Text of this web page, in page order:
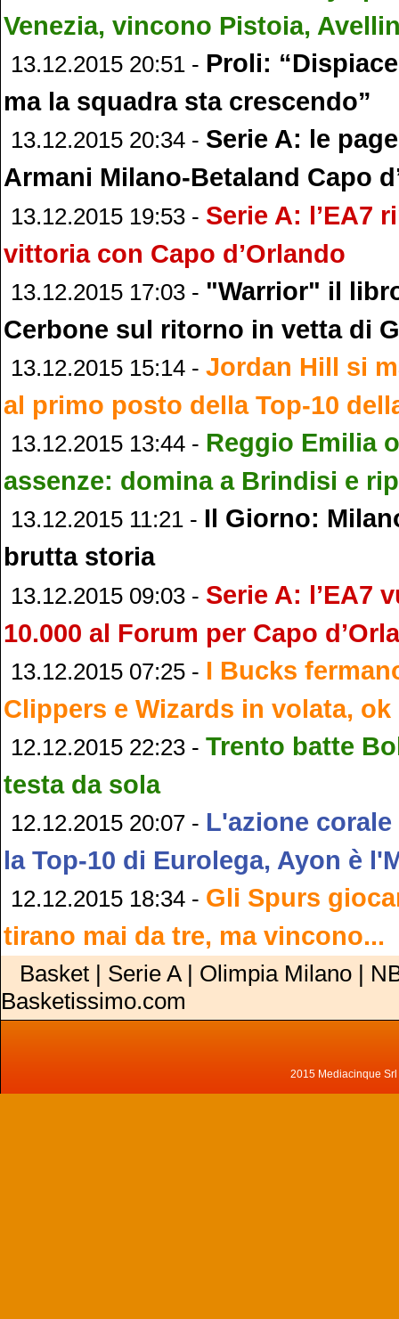
Venezia, vincono Pistoia,
13.12.2015 20:51 - Proli:
ma la squadra sta crescendo”
13.12.2015 20:34 - Serie A: le
Armani Milano-Betaland Capo
13.12.2015 19:53 - Serie A: l’EA7
vittoria con Capo d’Orlando
13.12.2015 17:03 - "Warrior" il
Cerbone sul ritorno in vetta di
13.12.2015 15:14 - Jordan Hill si
al primo posto della Top-10
13.12.2015 13:44 - Reggio Emilia
assenze: domina a Brindisi e
13.12.2015 11:21 - Il Giorno:
brutta storia
13.12.2015 09:03 - Serie A: l’EA7
10.000 al Forum per Capo
13.12.2015 07:25 - I Bucks
Clippers e Wizards in volata,
12.12.2015 22:23 - Trento batte
testa da sola
12.12.2015 20:07 - L'azione
la Top-10 di Eurolega, Ayon è
12.12.2015 18:34 - Gli Spurs
tirano mai da tre, ma vincono...
Basket | Serie A | Olimpia Milano |
Basketissimo.com
2015 Mediacinque Srl